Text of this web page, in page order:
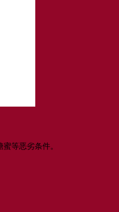
等恶劣条件。